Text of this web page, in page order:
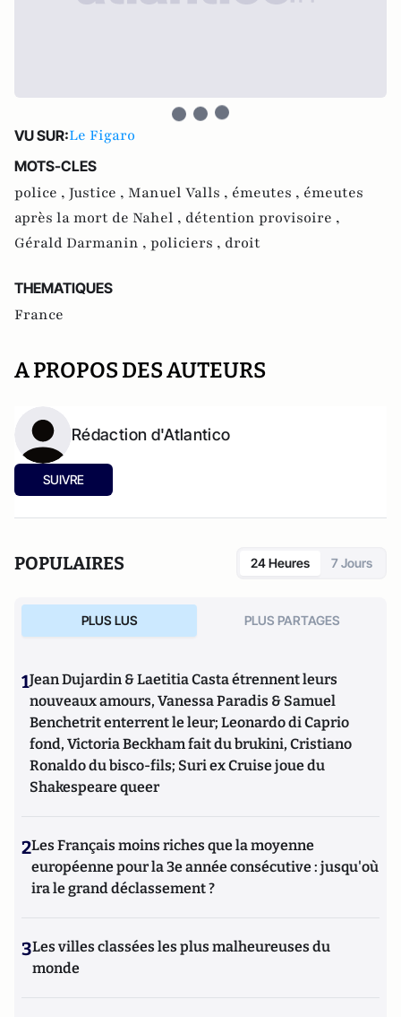
VU SUR:Le Figaro
MOTS-CLES
police , Justice , Manuel Valls , émeutes , émeutes
après la mort de Nahel , détention provisoire ,
Gérald Darmanin , policiers , droit
THEMATIQUES
France
A PROPOS DES AUTEURS
Rédaction d'Atlantico
SUIVRE
POPULAIRES 24 Heures 7 Jours
PLUS LUS PLUS PARTAGES
1Jean Dujardin & Laetitia Casta étrennent leurs
nouveaux amours, Vanessa Paradis & Samuel
Benchetrit enterrent le leur; Leonardo di Caprio
fond, Victoria Beckham fait du brukini, Cristiano
Ronaldo du bisco-fils; Suri ex Cruise joue du
Shakespeare queer
2Les Français moins riches que la moyenne
européenne pour la 3e année consécutive : jusqu'où
ira le grand déclassement ?
3Les villes classées les plus malheureuses du
monde